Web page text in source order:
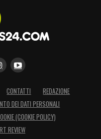
CONTATTI
REDAZIONE
DEI DATI PERSONALI
(COOKIE POLICY)
REVIEW